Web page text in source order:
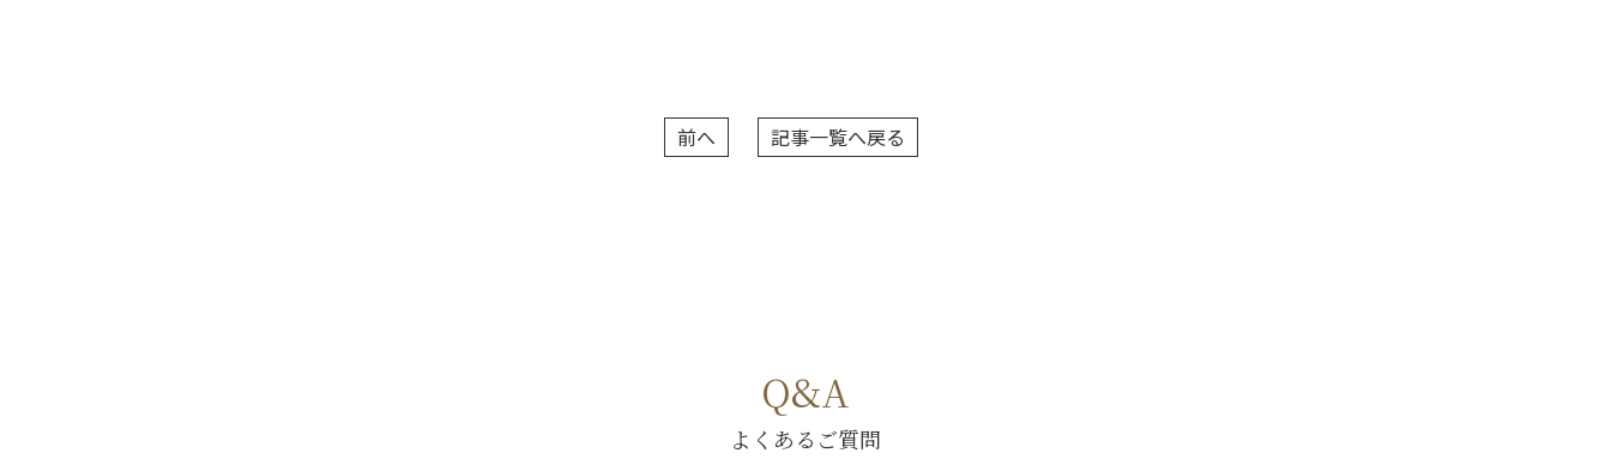
前へ 記事一覧へ戻る
Q&A
よくあるご質問